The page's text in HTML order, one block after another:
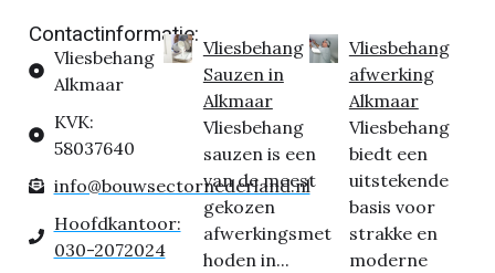
Contactinformatie:
Vliesbehang
Alkmaar
KVK:
58037640
info@bouwsectornederland.nl
Hoofdkantoor:
030-2072024
Vliesbehang
Sauzen in
Alkmaar
Vliesbehang
sauzen is een
van de meest
gekozen
afwerkingsmet
hoden in...
Vliesbehang
afwerking
Alkmaar
Vliesbehang
biedt een
uitstekende
basis voor
strakke en
moderne